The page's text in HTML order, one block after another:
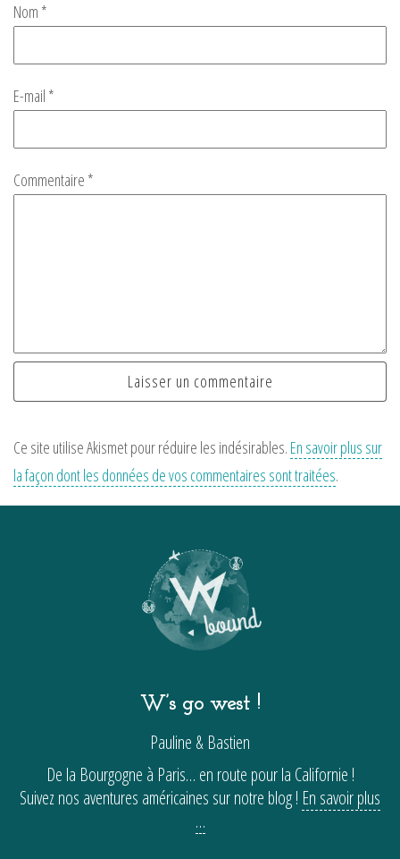
Commentaire *
Nom *
E-mail *
Ce site utilise Akismet pour réduire les indésirables. En savoir plus sur
la façon dont les données de vos commentaires sont traitées.
W’s go west !
Pauline & Bastien
De la Bourgogne à Paris… en route pour la Californie !
Suivez nos aventures américaines sur notre blog ! En savoir plus
…